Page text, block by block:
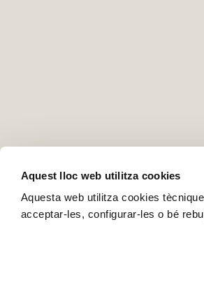
Aquest lloc web utilitza cookies
Aquesta web utilitza cookies
acceptar-les, configurar-les o bé